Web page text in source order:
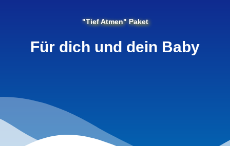
"Tief Atmen" Paket
Für dich und dein Baby